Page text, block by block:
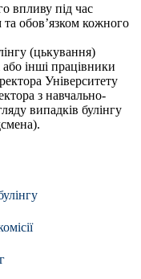
впливу під час
обов’язком кожного
(цькування)
або інші працівники
Університету
з навчально-
випадків булінгу